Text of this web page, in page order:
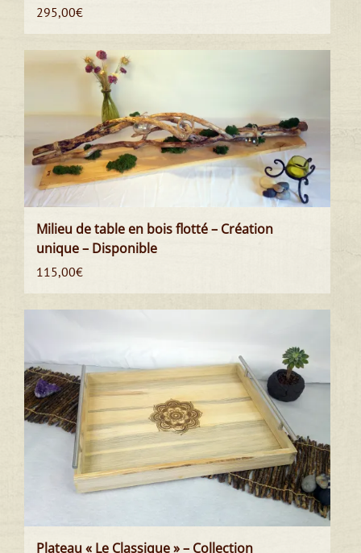
295,00€
Milieu de table en bois flotté – Création
unique – Disponible
115,00€
Plateau « Le Classique » – Collection